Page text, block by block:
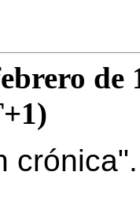
de